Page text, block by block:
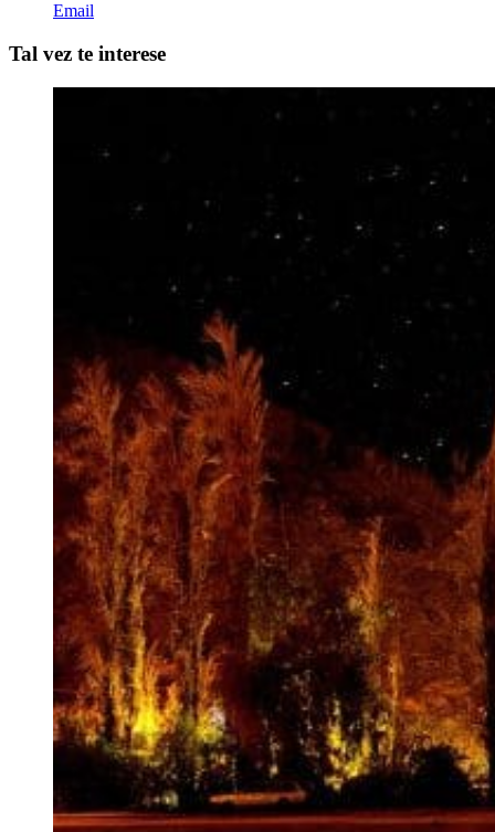
Email
Tal vez te interese